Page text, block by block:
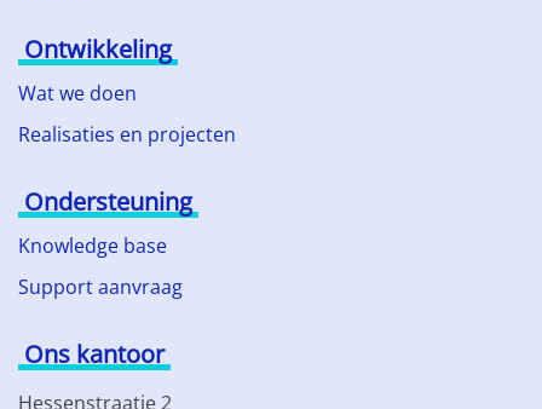
Ontwikkeling
Wat we doen
Realisaties en projecten
Ondersteuning
Knowledge base
Support aanvraag
Ons kantoor
Hessenstraatje 2